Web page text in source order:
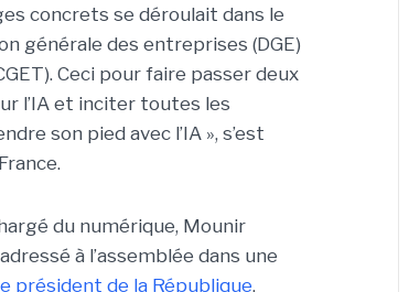
concrets se déroulait dans le
générale des entreprises (DGE)
Ceci pour faire passer deux
l’IA et inciter toutes les
son pied avec l’IA », s’est
du numérique, Mounir
à l’assemblée dans une
président de la République,